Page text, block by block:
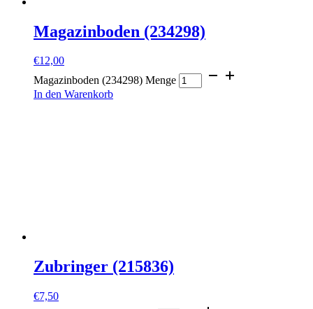
Magazinboden (234298)
€12,00
Magazinboden (234298) Menge
In den Warenkorb
Zubringer (215836)
€7,50